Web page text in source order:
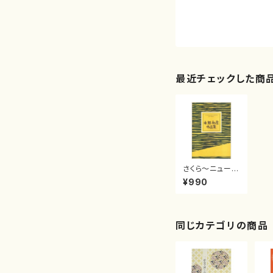
最近チェックした商
さくら〜ニューバ
ージョン〜（/水
野 利彦/楽譜）
¥990
同じカテゴリの商品